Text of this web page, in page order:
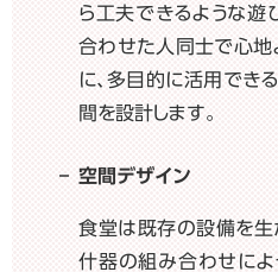
ら工夫できるような遊
合わせた人同士で心地
に、多目的に活用でき
間を設計します。
空間デザイン
食堂は既存の設備を生
什器の組み合わせによ